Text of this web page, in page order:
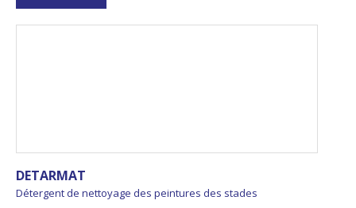
DETARMAT
Détergent de nettoyage des peintures des stades